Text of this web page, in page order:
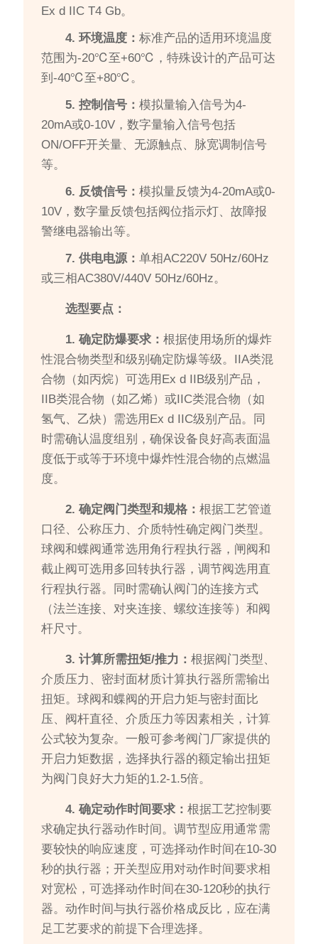
Ex d IIC T4 Gb。
4. 环境温度：标准产品的适用环境温度
范围为-20℃至+60℃，特殊设计的产品可达
到-40℃至+80℃。
5. 控制信号：模拟量输入信号为4-
20mA或0-10V，数字量输入信号包括
ON/OFF开关量、无源触点、脉宽调制信号
等。
6. 反馈信号：模拟量反馈为4-20mA或0-
10V，数字量反馈包括阀位指示灯、故障报
警继电器输出等。
7. 供电电源：单相AC220V 50Hz/60Hz
或三相AC380V/440V 50Hz/60Hz。
选型要点：
1. 确定防爆要求：根据使用场所的爆炸
性混合物类型和级别确定防爆等级。IIA类混
合物（如丙烷）可选用Ex d IIB级别产品，
IIB类混合物（如乙烯）或IIC类混合物（如
氢气、乙炔）需选用Ex d IIC级别产品。同
时需确认温度组别，确保设备良好高表面温
度低于或等于环境中爆炸性混合物的点燃温
度。
2. 确定阀门类型和规格：根据工艺管道
口径、公称压力、介质特性确定阀门类型。
球阀和蝶阀通常选用角行程执行器，闸阀和
截止阀可选用多回转执行器，调节阀选用直
行程执行器。同时需确认阀门的连接方式
（法兰连接、对夹连接、螺纹连接等）和阀
杆尺寸。
3. 计算所需扭矩/推力：根据阀门类型、
介质压力、密封面材质计算执行器所需输出
扭矩。球阀和蝶阀的开启力矩与密封面比
压、阀杆直径、介质压力等因素相关，计算
公式较为复杂。一般可参考阀门厂家提供的
开启力矩数据，选择执行器的额定输出扭矩
为阀门良好大力矩的1.2-1.5倍。
4. 确定动作时间要求：根据工艺控制要
求确定执行器动作时间。调节型应用通常需
要较快的响应速度，可选择动作时间在10-30
秒的执行器；开关型应用对动作时间要求相
对宽松，可选择动作时间在30-120秒的执行
器。动作时间与执行器价格成反比，应在满
足工艺要求的前提下合理选择。